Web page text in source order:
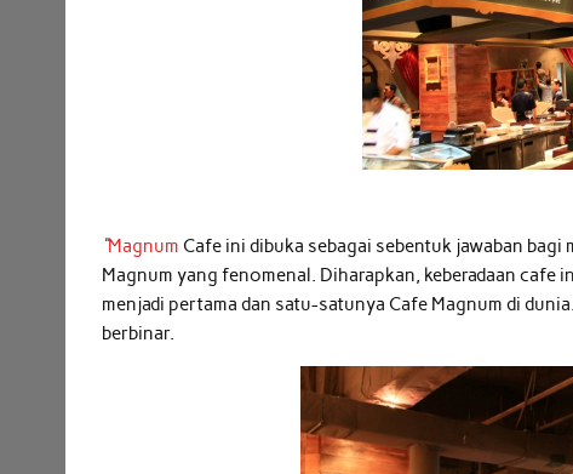
“Magnum Cafe ini dibuka sebagai sebentuk jawaban
Magnum yang fenomenal. Diharapkan, keberadaan cafe
menjadi pertama dan satu-satunya Cafe Magnum di
berbinar.